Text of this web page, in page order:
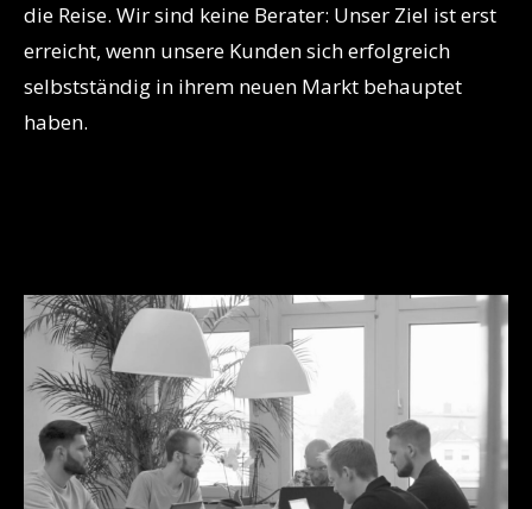
die Reise. Wir sind keine Berater: Unser Ziel ist erst
erreicht, wenn unsere Kunden sich erfolgreich
selbstständig in ihrem neuen Markt behauptet
haben.